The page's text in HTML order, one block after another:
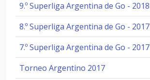
9.º Superliga Argentina de Go - 2018
8.º Superliga Argentina de Go - 2017
7.º Superliga Argentina de Go - 2017
Torneo Argentino 2017